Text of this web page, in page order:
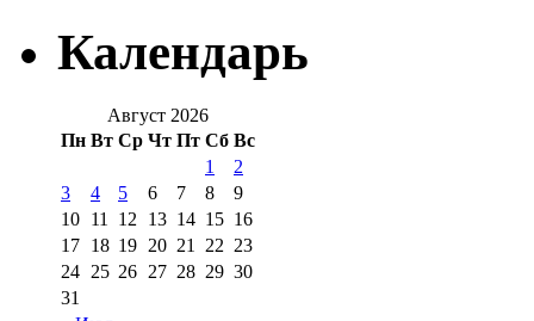
Календарь
Август 2026
Пн Вт Ср Чт Пт Сб Вс
1
2
3
4 5 6 7 8
9
10 11 12 13 14 15 16
17 18 19 20 21 22 23
24 25 26 27 28 29 30
31